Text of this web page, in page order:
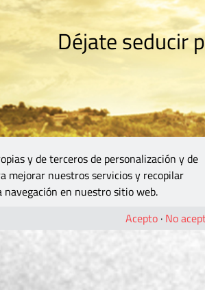
Déjate seducir
y de terceros de personalización y de
mejorar nuestros servicios y recopilar
en nuestro sitio web.
Acepto · No